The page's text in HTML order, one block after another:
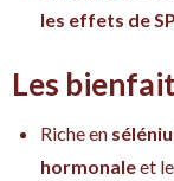
les effets de
Les
Riche en
hormonaleet